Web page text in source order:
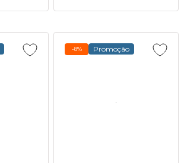
-8% Promoção